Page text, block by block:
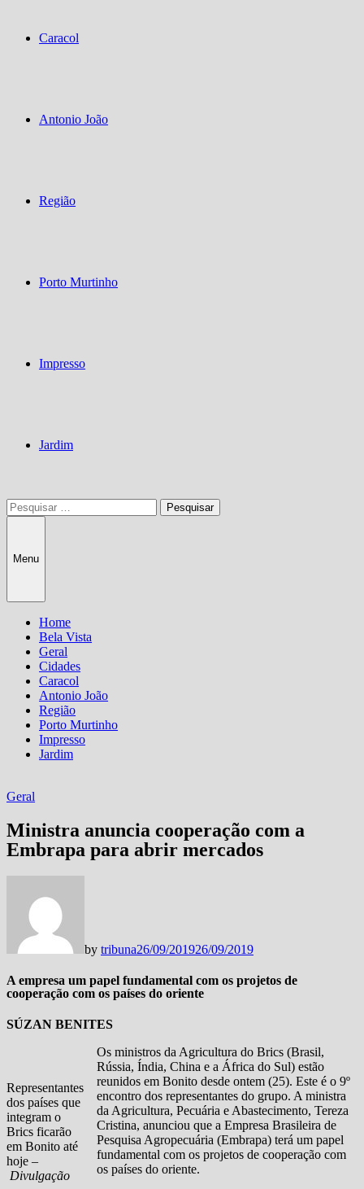
Caracol
Antonio João
Região
Porto Murtinho
Impresso
Jardim
Pesquisar
por:
Menu
Home
Bela Vista
Geral
Cidades
Caracol
Antonio João
Região
Porto Murtinho
Impresso
Jardim
Geral
Ministra anuncia cooperação com a
Embrapa para abrir mercados
by tribuna26/09/201926/09/2019
A empresa um papel fundamental com os projetos de
cooperação com os países do oriente
SÚZAN BENITES
Representantes
dos países que
integram o
Brics ficarão
em Bonito até
hoje –
Divulgação
Os ministros da Agricultura do Brics (Brasil,
Rússia, Índia, China e a África do Sul) estão
reunidos em Bonito desde ontem (25). Este é o 9º
encontro dos representantes do grupo. A ministra
da Agricultura, Pecuária e Abastecimento, Tereza
Cristina, anunciou que a Empresa Brasileira de
Pesquisa Agropecuária (Embrapa) terá um papel
fundamental com os projetos de cooperação com
os países do oriente.